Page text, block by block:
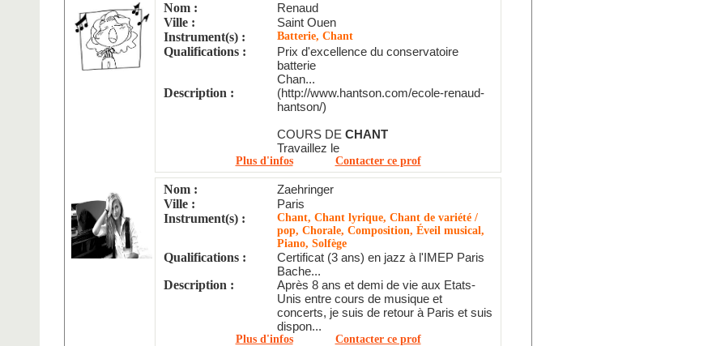
Nom :
Renaud
Ville :
Saint Ouen
Instrument(s) :
Batterie, Chant
Qualifications :
Prix d'excellence du conservatoire
batterie
Chan...
Description :
(http://www.hantson.com/ecole-renaud-
hantson/)
COURS DE CHANT
Travaillez le
Plus d'infos Contacter ce prof
Nom :
Zaehringer
Ville :
Paris
Instrument(s) :
Chant, Chant lyrique, Chant de variété /
pop, Chorale, Composition, Éveil musical,
Piano, Solfège
Qualifications :
Certificat (3 ans) en jazz à l'IMEP Paris
Bache...
Description :
Après 8 ans et demi de vie aux Etats-
Unis entre cours de musique et
concerts, je suis de retour à Paris et suis
dispon...
Plus d'infos Contacter ce prof